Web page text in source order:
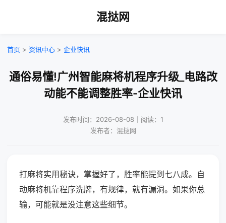
混挞网
首页 > 资讯中心 > 企业快讯
通俗易懂!广州智能麻将机程序升级_电路改
动能不能调整胜率-企业快讯
发布时间：2026-08-08｜阅读：1
发布者：混挞网
打麻将实用秘诀，掌握好了，胜率能提到七八成。自
动麻将机靠程序洗牌，有规律，就有漏洞。如果你总
输，可能就是没注意这些细节。